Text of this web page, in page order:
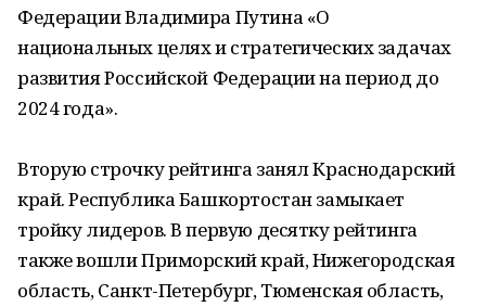
Федерации Владимира Путина «О
национальных целях и стратегических задачах
развития Российской Федерации на период до
2024 года».
Вторую строчку рейтинга занял Краснодарский
край. Республика Башкортостан замыкает
тройку лидеров. В первую десятку рейтинга
также вошли Приморский край, Нижегородская
область, Санкт-Петербург, Тюменская область,